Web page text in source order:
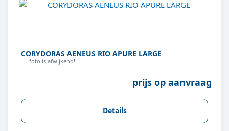
CORYDORAS AENEUS RIO APURE LARGE
foto is afwijkend!
prijs op aanvraag
Details